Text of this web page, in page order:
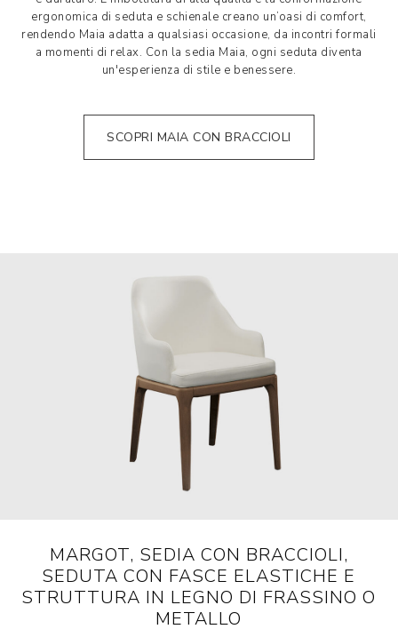
ergonomica di seduta e schienale creano un’oasi di comfort,
rendendo Maia adatta a qualsiasi occasione, da incontri formali
a momenti di relax. Con la sedia Maia, ogni seduta diventa
un'esperienza di stile e benessere.
SCOPRI MAIA CON BRACCIOLI
MARGOT, SEDIA CON BRACCIOLI,
SEDUTA CON FASCE ELASTICHE E
STRUTTURA IN LEGNO DI FRASSINO O
METALLO